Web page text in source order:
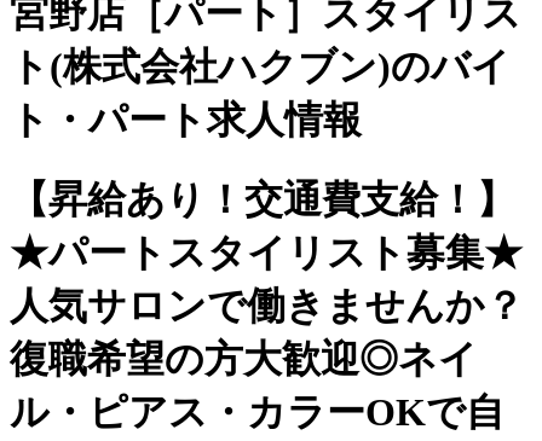
宮野店［パート］スタイリス
ト(株式会社ハクブン)のバイ
ト・パート求人情報
【昇給あり！交通費支給！】
★パートスタイリスト募集★
人気サロンで働きませんか？
復職希望の方大歓迎◎ネイ
ル・ピアス・カラーOKで自